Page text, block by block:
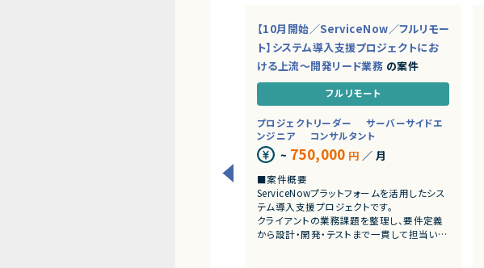
【10月開始／ServiceNow／フルリモー
ト】システム導入支援プロジェクトにお
ける上流～開発リード業務 の案件
フルリモート
プロジェクトリーダー
サーバーサイドエ
ンジニア
コンサルタント
~ 750,000 円 ／ 月
■案件概要
ServiceNowプラットフォームを活用したシス
テム導入支援プロジェクトです。
クライアントの業務課題を整理し、要件定義
から設計・開発・テストまで一貫して担当いた